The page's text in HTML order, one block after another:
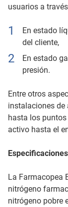
usuarios a
En estado
del cliente,
En estado
presión.
Entre otros
instalaciones
hasta los
activo hasta el
Especificaciones
La Farmacopea
nitrógeno
nitrógeno pobre